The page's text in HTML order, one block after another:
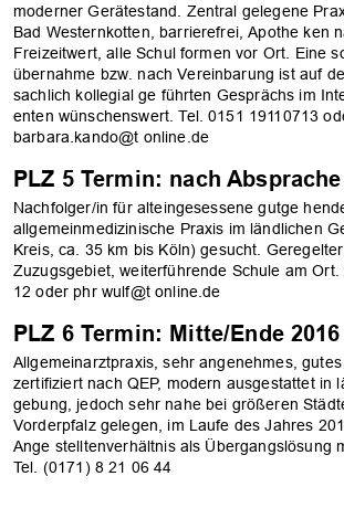
moderner Gerätestand. Zentral gelegene
Bad Westernkotten, barrierefrei, Apothe­ ken
Freizeitwert, alle Schul­ formen vor Ort. Eine
übernahme bzw. nach Vereinbarung ist auf
sachlich kollegial ge­ führten Gesprächs im
enten wünschenswert. Tel. 0151­ 19110713
barbara.kando@t ­online.de
PLZ 5 Termin: nach Absprache
Nachfolger/in für alteingesessene gutge­
allgemeinmedizinische Praxis im ländlichen
Kreis, ca. 35 km bis Köln) gesucht.
Zuzugsgebiet, weiterführende Schule am
12 oder phr ­wulf@t ­online.de
PLZ 6 Termin: Mitte/Ende 2016
Allgemeinarztpraxis, sehr angenehmes, gutes
zertifiziert nach QEP, modern ausgestattet in
gebung, jedoch sehr nahe bei größeren
Vorderpfalz gelegen, im Laufe des Jahres
Ange­ stelltenverhältnis als Übergangslösung
Tel. (0171) 8 21 06 44